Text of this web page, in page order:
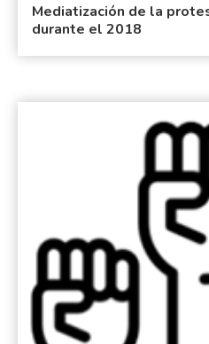
Mediatización de la
durante el 2018